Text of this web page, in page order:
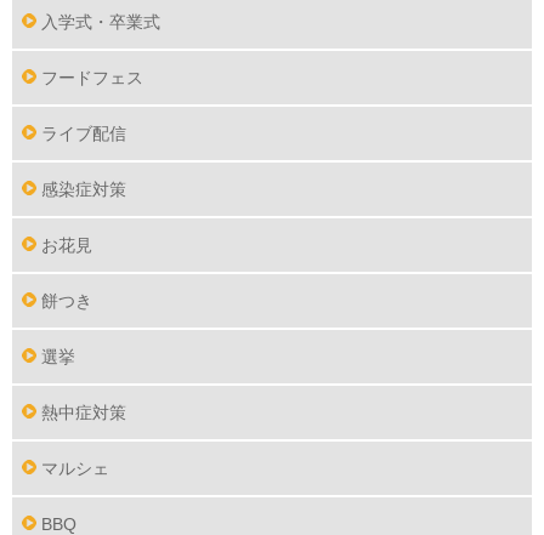
入学式・卒業式
フードフェス
ライブ配信
感染症対策
お花見
餅つき
選挙
熱中症対策
マルシェ
BBQ